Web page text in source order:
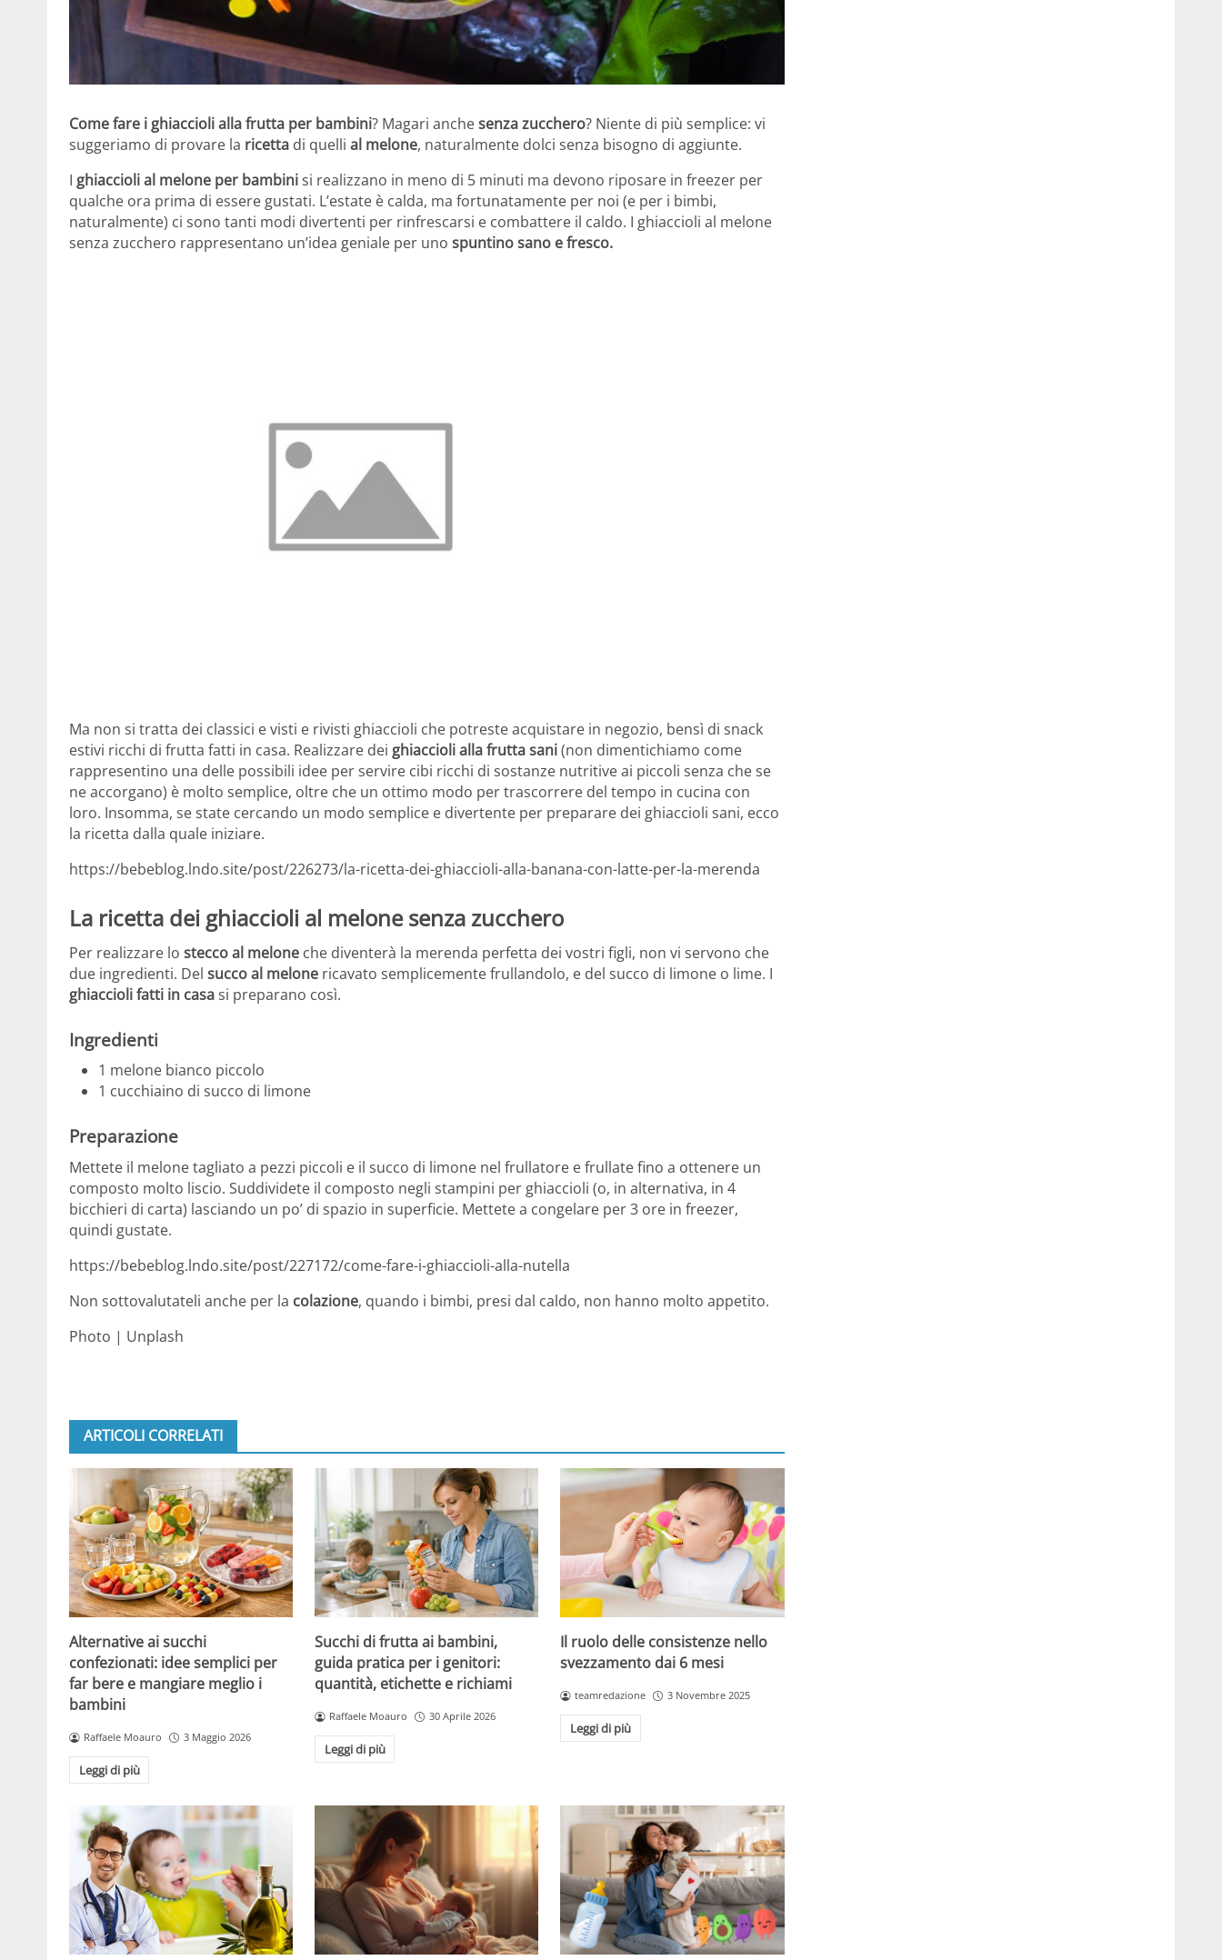
Come fare i ghiaccioli alla frutta per bambini? Magari anchesenza zucchero? Niente di più semplice: vi
suggeriamo di provare la ricetta di quelli al melone, naturalmente dolci senza bisogno di aggiunte.
I ghiaccioli al melone per bambinisi realizzano in meno di 5 minuti ma devono riposare in freezer per
qualche ora prima di essere gustati. L’estate è calda, ma fortunatamente per noi (e per i bimbi,
naturalmente) ci sono tanti modi divertenti per rinfrescarsi e combattere il caldo. I ghiaccioli al melone
senza zucchero rappresentano un’idea geniale per uno spuntino sano e fresco.
Ma non si tratta dei classici e visti e rivisti ghiaccioli che potreste acquistare in negozio, bensì di snack
estivi ricchi di frutta fatti in casa. Realizzare dei ghiaccioli alla frutta sani(non dimentichiamo come
rappresentino una delle possibili idee per servire cibi ricchi di sostanze nutritive ai piccoli senza che se
ne accorgano) è molto semplice, oltre che un ottimo modo per trascorrere del tempo in cucina con
loro. Insomma, se state cercando un modo semplice e divertente per preparare dei ghiaccioli sani, ecco
la ricetta dalla quale iniziare.
https://bebeblog.lndo.site/post/226273/la-ricetta-dei-ghiaccioli-alla-banana-con-latte-per-la-merenda
La ricetta dei ghiaccioli al melone senza zucchero
Per realizzare lo stecco al melone che diventerà la merenda perfetta dei vostri figli, non vi servono che
due ingredienti. Del succo al melone ricavato semplicemente frullandolo, e del succo di limone o lime. I
ghiaccioli fatti in casasi preparano così.
Ingredienti
1 melone bianco piccolo
1 cucchiaino di succo di limone
Preparazione
Mettete il melone ​​tagliato a pezzi piccoli e il succo di limone nel frullatore e frullate fino a ottenere un
composto molto liscio. Suddividete il composto negli stampini per ghiaccioli (o, in alternativa, in 4
bicchieri di carta) lasciando un po’ di spazio in superficie. Mettete a congelare per 3 ore in freezer,
quindi gustate.
https://bebeblog.lndo.site/post/227172/come-fare-i-ghiaccioli-alla-nutella
Non sottovalutateli anche per la colazione, quando i bimbi, presi dal caldo, non hanno molto appetito.
Photo | Unplash
ARTICOLI CORRELATI
Alternative ai succhi
confezionati: idee semplici per
far bere e mangiare meglio i
bambini
Raffaele Moauro 3 Maggio 2026
Leggi di più
Succhi di frutta ai bambini,
guida pratica per i genitori:
quantità, etichette e richiami
Raffaele Moauro 30 Aprile 2026
Leggi di più
Il ruolo delle consistenze nello
svezzamento dai 6 mesi
teamredazione 3 Novembre 2025
Leggi di più